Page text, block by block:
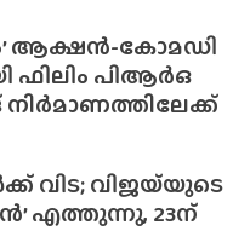
ആക്ഷൻ-കോമഡി
ഫിലിം പിആർഒ
നിർമാണത്തിലേക്ക്
വിട; വിജയ്‌യുടെ
എത്തുന്നു, 23ന്